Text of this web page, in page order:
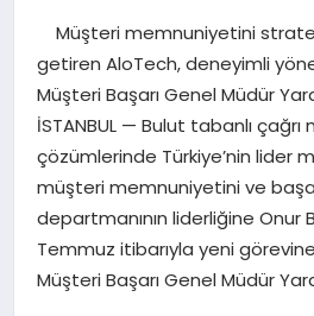
SAĞLIK
SIYASET
SPOR
TEKNOLOJI
YAŞAM
Müşteri memnuniyetini
getiren AloTech, deneyimli
Müşteri Başarı Genel Müdür
İSTANBUL — Bulut tabanlı çağrı
çözümlerinde Türkiye’nin lider
müşteri memnuniyetini ve
departmanının liderliğine Onur
Temmuz itibarıyla yeni
Müşteri Başarı Genel Müdür